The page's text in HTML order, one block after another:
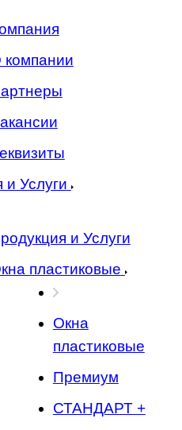
компании
и Услуги
и Услуги
пластиковые
Окна
пластиковые
Премиум
СТАНДАРТ +